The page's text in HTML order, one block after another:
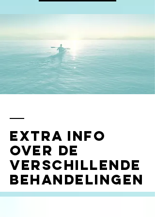
Extra info
over de
verschillende
behandelingen